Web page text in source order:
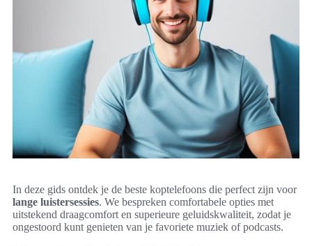
In deze gids ontdek je de beste koptelefoons die perfect zijn voor
lange luistersessies. We bespreken comfortabele opties met
uitstekend draagcomfort en superieure geluidskwaliteit, zodat je
ongestoord kunt genieten van je favoriete muziek of podcasts.